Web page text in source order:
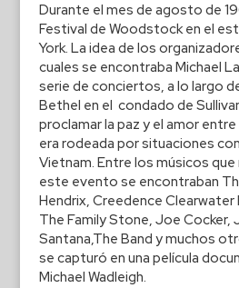
Durante el mes de agosto de
Festival de Woodstock en el
York. La idea de los
cuales se encontraba Michael
serie de conciertos, a lo largo
Bethel en el condado de
proclamar la paz y el amor
era rodeada por situaciones
Vietnam. Entre los músicos
este evento se encontraban
Hendrix, Creedence Clearwater
The Family Stone, Joe Cocker,
Santana,The Band y muchos
se capturó en una película
Michael Wadleigh.